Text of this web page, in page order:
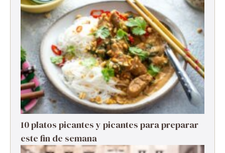
10 platos picantes y picantes para preparar
este fin de semana